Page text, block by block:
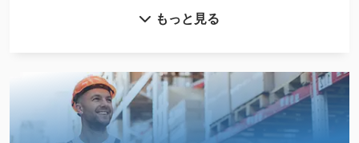
Kaiser
Kira
もっと見る